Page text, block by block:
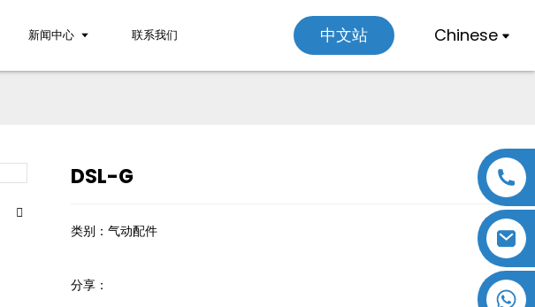
新闻中心 联系我们 中文站 Chinese
DSL-G
类别： 气动配件
分享：